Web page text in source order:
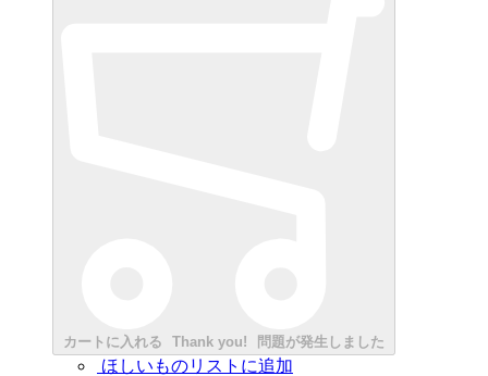
カートに入れる Thank you! 問題が発生しました
ほしいものリストに追加